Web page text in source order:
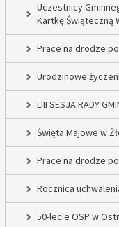
Uczestnicy
Kartkę Świąteczną
Prace na drodze
Urodzinowe
LIII SESJA RADY
Święta Majowe w
Prace na drodze
Rocznica
50-lecie OSP w